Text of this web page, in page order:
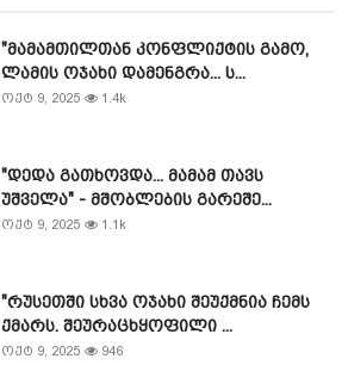
"მამამთილთან კონფლიქტის გამო,
ლამის ოჯახი დამენგრა... ს...
ოქტ 9, 2025 1.4k
"დედა გათხოვდა... მამამ თავს
უშველა" - მშობლების გარეშე...
ოქტ 9, 2025 1.1k
"რუსეთში სხვა ოჯახი შეუქმნია ჩემს
ქმარს. შეურაცხყოფილი ...
ოქტ 9, 2025 946